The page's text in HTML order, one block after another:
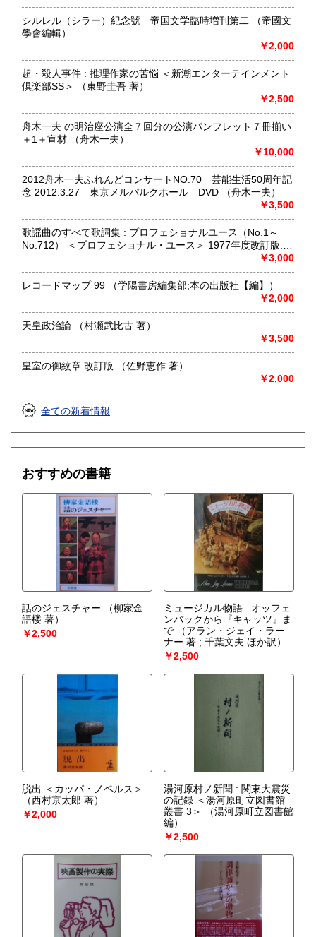
取り扱い分野
歴史、社会科学、近代文献、サブカルチャー、古書一般（そ
映画・芸能、日本文学、ミステリー、時代小説
シルレル（シラー）紀念號 帝国文学臨時増刊第二 （帝國文
學會編輯）
￥2,000
超・殺人事件 : 推理作家の苦悩 ＜新潮エンターテインメント
倶楽部SS＞ （東野圭吾 著）
￥2,500
舟木一夫 の明治座公演全７回分の公演パンフレット７冊揃い
＋1＋宣材 （舟木一夫）
￥10,000
2012舟木一夫ふれんどコンサートNO.70 芸能生活50周年記
念 2012.3.27 東京メルパルクホール DVD （舟木一夫）
￥3,500
歌謡曲のすべて歌詞集 : プロフェショナルユース（No.1～
No.712） ＜プロフェショナル・ユース＞ 1977年度改訂版.
￥3,000
レコードマップ 99 （学陽書房編集部;本の出版社【編】）
￥2,000
天皇政治論 （村瀬武比古 著）
￥3,500
皇室の御紋章 改訂版 （佐野恵作 著）
￥2,000
全ての新着情報
おすすめの書籍
話のジェスチャー
（柳家金
語楼 著）
￥2,500
ミュージカル物語 : オッフェ
ンバックから『キャッツ』ま
で
（アラン・ジェイ・ラー
ナー 著 ; 千葉文夫 ほか訳）
￥2,500
脱出 ＜カッパ・ノベルス＞
（西村京太郎 著）
￥2,000
湯河原村ノ新聞 : 関東大震災
の記録 ＜湯河原町立図書館
叢書 3＞
（湯河原町立図書館
編）
￥2,500